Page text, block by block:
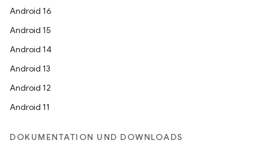
Android 16
Android 15
Android 14
Android 13
Android 12
Android 11
DOKUMENTATION UND DOWNLOADS